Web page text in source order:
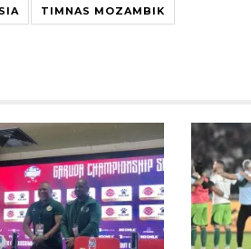
TIMNAS MOZAMBIK